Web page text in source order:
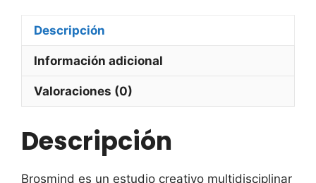
Descripción
Información adicional
Valoraciones (0)
Descripción
Brosmind es un estudio creativo multidisciplinar